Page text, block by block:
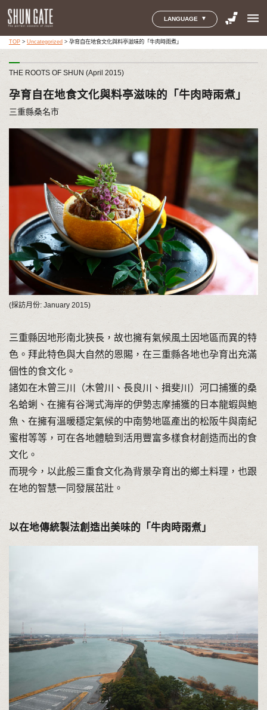
LANGUAGE menu
TOP> Uncategorized > 孕育自在地食文化與料亭滋味的「牛肉時雨煮」
THE ROOTS OF SHUN (April 2015)
孕育自在地食文化與料亭滋味的「牛肉時雨煮」
三重縣桑名市
(採訪月份: January 2015)
三重縣因地形南北狹長，故也擁有氣候風土因地區而異的特
色。拜此特色與大自然的恩賜，在三重縣各地也孕育出充滿
個性的食文化。
諸如在木曾三川（木曾川、長良川、揖斐川）河口捕獲的桑
名蛤蜊、在擁有谷灣式海岸的伊勢志摩捕獲的日本龍蝦與鮑
魚、在擁有溫暖穩定氣候的中南勢地區產出的松阪牛與南紀
蜜柑等等，可在各地體驗到活用豐富多樣食材創造而出的食
文化。
而現今，以此般三重食文化為背景孕育出的鄉土料理，也跟
在地的智慧一同發展茁壯。
以在地傳統製法創造出美味的「牛肉時雨煮」